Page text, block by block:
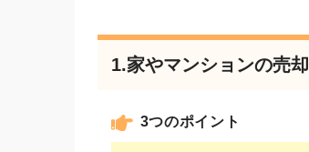
1.家やマンションの売
3つのポイント